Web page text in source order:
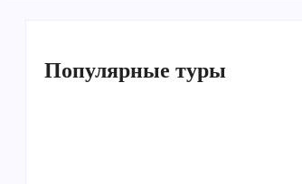
Популярные туры